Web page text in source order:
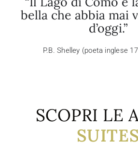
bella che abbia mai
d’oggi.”
P.B. Shelley (poeta inglese
SCOPRI LE